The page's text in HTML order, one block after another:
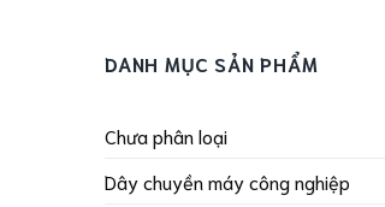
DANH MỤC SẢN PHẨM
Chưa phân loại
Dây chuyền máy công nghiệp